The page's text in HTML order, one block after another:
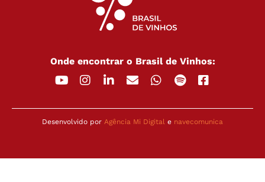
Onde encontrar o Brasil de Vinhos:
Desenvolvido por Agência Mi Digital e navecomunica